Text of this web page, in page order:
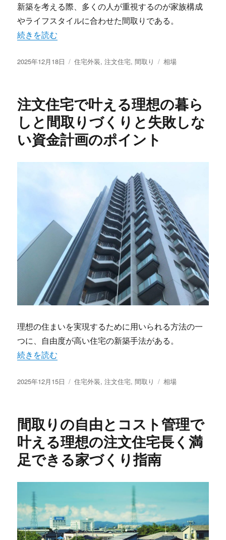
新築を考える際、多くの人が重視するのが家族構成
やライフスタイルに合わせた間取りである。
“注文住宅だから叶う家族の未来と暮らしに寄り添う理想
続きを読む
投
2025年12月18日
カ
ー
住宅外装,注文住宅,間取り
タ
相場
注文住宅で叶える理想の暮ら
しと間取りづくりと失敗しな
い資金計画のポイント
理想の住まいを実現するために用いられる方法の一
つに、自由度が高い住宅の新築手法がある。
“注文住宅で叶える理想の暮らしと間取りづくりと失敗
続きを読む
投
2025年12月15日
カ
ー
住宅外装,注文住宅,間取り
タ
相場
間取りの自由とコスト管理で
叶える理想の注文住宅長く満
足できる家づくり指南